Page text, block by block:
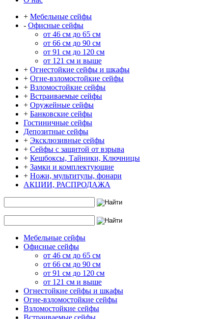
+ Мебельные сейфы
- Офисные сейфы
от 46 см до 65 см
от 66 см до 90 см
от 91 см до 120 см
от 121 см и выше
+ Огнестойкие сейфы и шкафы
+ Огне-взломостойкие сейфы
+ Взломостойкие сейфы
+ Встраиваемые сейфы
+ Оружейные сейфы
+ Банковские сейфы
Гостиничные сейфы
Депозитные сейфы
+ Эксклюзивные сейфы
+ Сейфы с защитой от взрыва
+ Кешбоксы, Тайники, Ключницы
+ Замки и комплектующие
+ Ножи, мультитулы, фонари
АКЦИИ, РАСПРОДАЖА
Мебельные сейфы
Офисные сейфы
от 46 см до 65 см
от 66 см до 90 см
от 91 см до 120 см
от 121 см и выше
Огнестойкие сейфы и шкафы
Огне-взломостойкие сейфы
Взломостойкие сейфы
Встраиваемые сейфы